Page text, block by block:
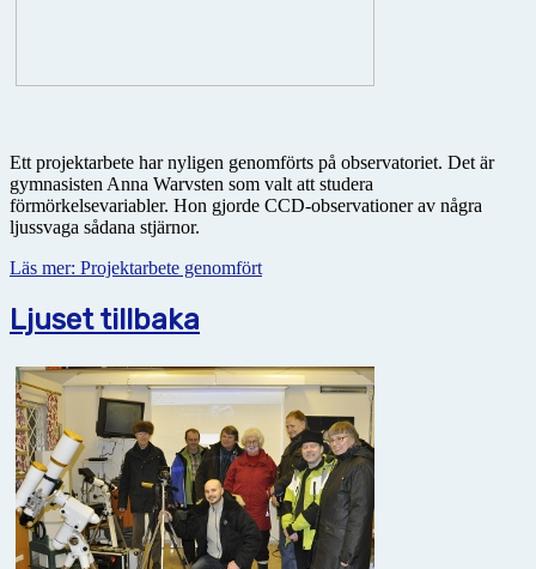
Ett projektarbete har nyligen genomförts på observatoriet. Det är
gymnasisten Anna Warvsten som valt att studera
förmörkelsevariabler. Hon gjorde CCD-observationer av några
ljussvaga sådana stjärnor.
Läs mer: Projektarbete genomfört
Ljuset tillbaka